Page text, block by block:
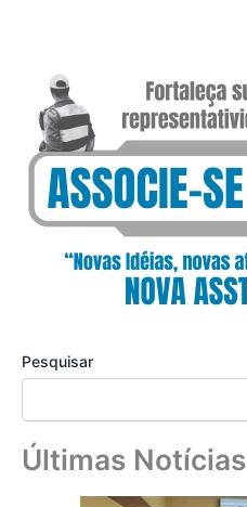
Pesquisar
Últimas Notícias